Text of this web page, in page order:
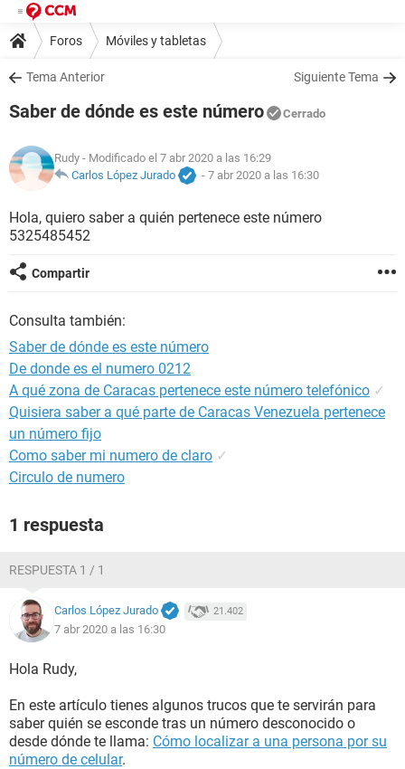
Foros Móviles y tabletas
Tema Anterior Siguiente Tema
Saber de dónde es este número Cerrado
Rudy - Modificado el 7 abr 2020 a las 16:29
Carlos López Jurado
- 7 abr 2020 a las 16:30
Hola, quiero saber a quién pertenece este número
5325485452
Compartir
Consulta también:
Saber de dónde es este número
De donde es el numero 0212
A qué zona de Caracas pertenece este número telefónico ✓
Quisiera saber a qué parte de Caracas Venezuela pertenece
un número fijo
Como saber mi numero de claro ✓
Circulo de numero
1 respuesta
RESPUESTA 1 / 1
Carlos López Jurado 21.402
7 abr 2020 a las 16:30
Hola Rudy,
En este artículo tienes algunos trucos que te servirán para
saber quién se esconde tras un número desconocido o
desde dónde te llama: Cómo localizar a una persona por su
número de celular.